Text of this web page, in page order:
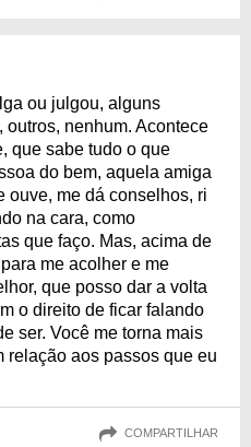
ou julgou, alguns
nenhum. Acontece
que sabe tudo o que
do bem, aquela amiga
ouve, me dá conselhos, ri
na cara, como
que faço. Mas, acima de
me acolher e me
que posso dar a volta
o direito de ficar falando
ser. Você me torna mais
relação aos passos que eu
COMPARTILHAR